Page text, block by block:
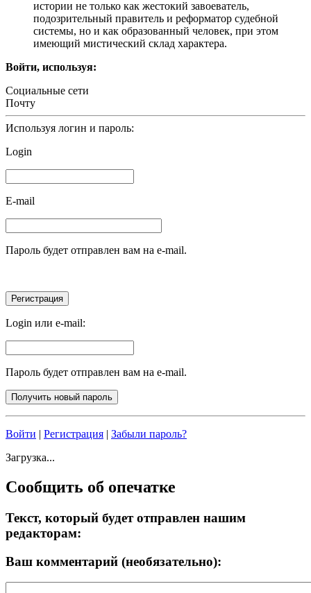
истории не только как жестокий завоеватель,
подозрительный правитель и реформатор судебной
системы, но и как образованный человек, при этом
имеющий мистический склад характера.
Войти, используя:
Социальные сети
Почту
Используя логин и пароль:
Login
E-mail
Пароль будет отправлен вам на e-mail.
Login или e-mail:
Пароль будет отправлен вам на e-mail.
Войти | Регистрация | Забыли пароль?
Загрузка...
Сообщить об опечатке
Текст, который будет отправлен нашим
редакторам:
Ваш комментарий (необязательно):